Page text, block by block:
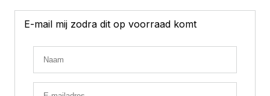
E-mail mij zodra dit op voorraad komt